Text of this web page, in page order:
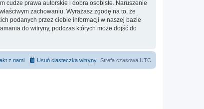
cudze prawa autorskie i dobra osobiste. Naruszenie
zachowaniu. Wyrażasz zgodę na to, że
podanych przez ciebie informacji w naszej bazie
do witryny, podczas których może dojść do
Strefa czasowa UTC
Usuń ciasteczka witryny
z nami